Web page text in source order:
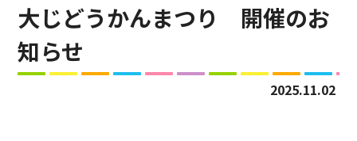
大じどうかんまつり 開催のお
知らせ
2025.11.02